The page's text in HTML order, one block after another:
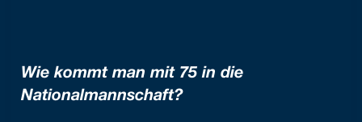
Wie kommt man mit 75 in die
Nationalmannschaft?